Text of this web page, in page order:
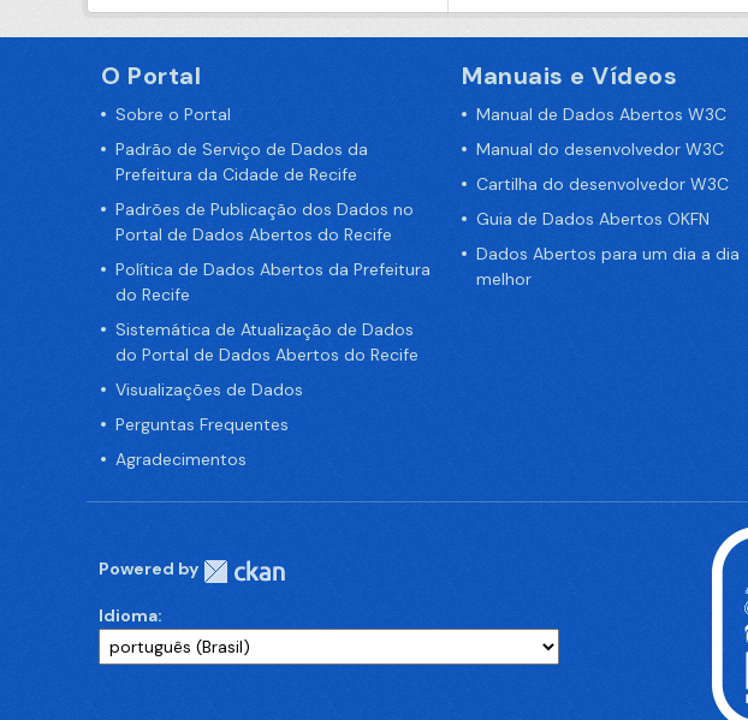
O Portal
Sobre o Portal
Padrão de Serviço de Dados da
Prefeitura da Cidade de Recife
Padrões de Publicação dos Dados no
Portal de Dados Abertos do Recife
Política de Dados Abertos da Prefeitura
do Recife
Sistemática de Atualização de Dados
do Portal de Dados Abertos do Recife
Visualizações de Dados
Perguntas Frequentes
Agradecimentos
Manuais e Vídeos
Manual de Dados Abertos W3C
Manual do desenvolvedor W3C
Cartilha do desenvolvedor W3C
Guia de Dados Abertos OKFN
Dados Abertos para um dia a dia
melhor
Powered by
Idioma